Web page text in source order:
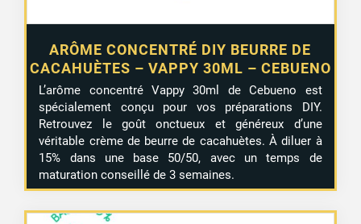
ARÔME CONCENTRÉ DIY BEURRE DE
CACAHUÈTES – VAPPY 30ML – CEBUENO
L’arôme concentré Vappy 30ml de Cebueno est
spécialement conçu pour vos préparations DIY.
Retrouvez le goût onctueux et généreux d’une
véritable crème de beurre de cacahuètes. À diluer à
15% dans une base 50/50, avec un temps de
maturation conseillé de 3 semaines.